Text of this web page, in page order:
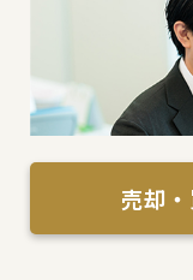
売却